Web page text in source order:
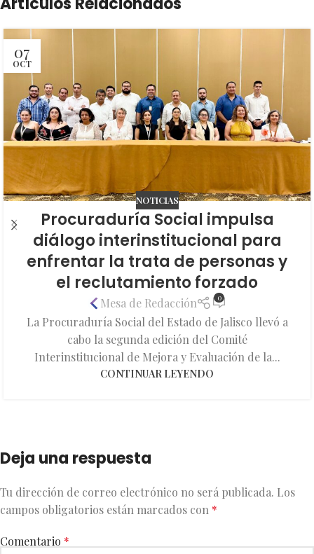
07
OCT
NOTICIAS
Procuraduría Social impulsa
diálogo interinstitucional para
enfrentar la trata de personas y
el reclutamiento forzado
Mesa de Redacción 0
La Procuraduría Social del Estado de Jalisco llevó a
cabo la segunda edición del Comité
Interinstitucional de Mejora y Evaluación de la...
CONTINUAR LEYENDO
Deja una respuesta
Tu dirección de correo electrónico no será publicada. Los
campos obligatorios están marcados con *
Comentario *